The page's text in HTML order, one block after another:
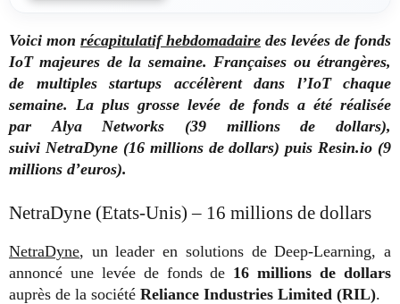
Voici mon récapitulatif hebdomadaire des levées de fonds
IoT majeures de la semaine. Françaises ou étrangères,
de multiples startups accélèrent dans l’IoT chaque
semaine. La plus grosse levée de fonds a été réalisée
par Alya Networks (39 millions de dollars),
suivi NetraDyne (16 millions de dollars) puis Resin.io (9
millions d’euros).
NetraDyne (Etats-Unis) – 16 millions de dollars
NetraDyne, un leader en solutions de Deep-Learning, a
annoncé une levée de fonds de 16 millions de dollars
auprès de la société Reliance Industries Limited (RIL).